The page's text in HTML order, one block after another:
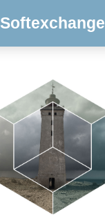
Softexchange